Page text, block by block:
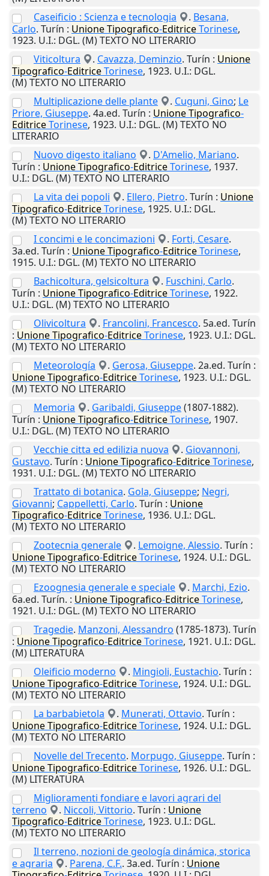
Caseificio : Scienza e tecnologia
. Besana,
Carlo. Turín : UnioneTipografico-EditriceTorinese,
1923. U.I.: DGL. (M) TEXTO NO LITERARIO
Viticoltura
. Cavazza, Deminzio. Turín : Unione
Tipografico-EditriceTorinese, 1923. U.I.: DGL.
(M) TEXTO NO LITERARIO
Multiplicazione delle plante
. Cuguni, Gino; Le
Priore, Giuseppe. 4a.ed. Turín : UnioneTipografico-
EditriceTorinese, 1923. U.I.: DGL. (M) TEXTO NO
LITERARIO
Nuovo digesto italiano
. D'Amelio, Mariano.
Turín : UnioneTipografico-EditriceTorinese, 1937.
U.I.: DGL. (M) TEXTO NO LITERARIO
La vita dei popoli
. Ellero, Pietro. Turín : Unione
Tipografico-EditriceTorinese, 1925. U.I.: DGL.
(M) TEXTO NO LITERARIO
I concimi e le concimazioni
. Forti, Cesare.
3a.ed. Turín : UnioneTipografico-EditriceTorinese,
1915. U.I.: DGL. (M) TEXTO NO LITERARIO
Bachicoltura, gelsicoltura
. Fuschini, Carlo.
Turín : UnioneTipografico-EditriceTorinese, 1922.
U.I.: DGL. (M) TEXTO NO LITERARIO
Olivicoltura
. Francolini, Francesco. 5a.ed. Turín
: UnioneTipografico-EditriceTorinese, 1923. U.I.: DGL.
(M) TEXTO NO LITERARIO
Meteorología
. Gerosa, Giuseppe. 2a.ed. Turín :
UnioneTipografico-EditriceTorinese, 1923. U.I.: DGL.
(M) TEXTO NO LITERARIO
Memoria
. Garibaldi, Giuseppe(1807-1882).
Turín : UnioneTipografico-EditriceTorinese, 1907.
U.I.: DGL. (M) TEXTO NO LITERARIO
Vecchie citta ed edilizia nuova
. Giovannoni,
Gustavo. Turín : UnioneTipografico-EditriceTorinese,
1931. U.I.: DGL. (M) TEXTO NO LITERARIO
Trattato di botanica. Gola, Giuseppe; Negri,
Giovanni; Cappelletti, Carlo. Turín : Unione
Tipografico-EditriceTorinese, 1936. U.I.: DGL.
(M) TEXTO NO LITERARIO
Zootecnia generale
. Lemoigne, Alessio. Turín :
UnioneTipografico-EditriceTorinese, 1924. U.I.: DGL.
(M) TEXTO NO LITERARIO
Ezoognesia generale e speciale
. Marchi, Ezio.
6a.ed. Turín. : UnioneTipografico-EditriceTorinese,
1921. U.I.: DGL. (M) TEXTO NO LITERARIO
Tragedie. Manzoni, Alessandro (1785-1873). Turín
: UnioneTipografico-EditriceTorinese, 1921. U.I.: DGL.
(M) LITERATURA
Oleificio moderno
. Mingioli, Eustachio. Turín :
UnioneTipografico-EditriceTorinese, 1924. U.I.: DGL.
(M) TEXTO NO LITERARIO
La barbabietola
. Munerati, Ottavio. Turín :
UnioneTipografico-EditriceTorinese, 1924. U.I.: DGL.
(M) TEXTO NO LITERARIO
Novelle del Trecento. Morpugo, Giuseppe. Turín :
UnioneTipografico-EditriceTorinese, 1926. U.I.: DGL.
(M) LITERATURA
Miglioramenti fondiare e lavori agrari del
terreno
. Niccoli, Vittorio. Turín : Unione
Tipografico-EditriceTorinese, 1923. U.I.: DGL.
(M) TEXTO NO LITERARIO
Il terreno, nozioni de geología dinámica, storica
e agraria
. Parena, C.F.. 3a.ed. Turín : Unione